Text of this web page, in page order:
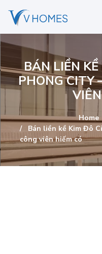
BÁN LIỀN
PHONG CITY
Home
Bán liền kề Kim Đô
công viên hiếm có